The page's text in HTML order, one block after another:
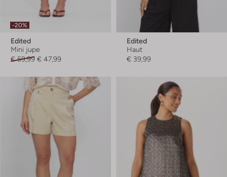
-20%
Edited
Mini jupe
€ 59,99 € 47,99
Edited
Haut
€ 39,99